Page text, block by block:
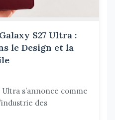
S27 Ultra :
le Design et la
Ultra s’annonce comme
des